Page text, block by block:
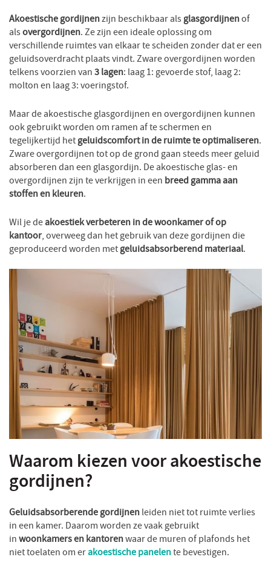
Akoestische gordijnenzijn beschikbaar alsglasgordijnenof
alsovergordijnen. Ze zijn een ideale oplossing om
verschillende ruimtes van elkaar te scheiden zonder dat er een
geluidsoverdracht plaats vindt. Zware overgordijnen worden
telkens voorzien van3 lagen: laag 1: gevoerde stof, laag 2:
molton en laag 3: voeringstof.
Maar de akoestische glasgordijnen en overgordijnen kunnen
ook gebruikt worden om ramen af te schermen en
tegelijkertijd hetgeluidscomfort in de ruimte te optimaliseren.
Zware overgordijnen tot op de grond gaan steeds meer geluid
absorberen dan een glasgordijn. De akoestische glas- en
overgordijnen zijn te verkrijgen in een breed gamma aan
stoffen en kleuren.
Wil je deakoestiek verbeteren in de woonkamer of op
kantoor, overweeg dan het gebruik van deze gordijnen die
geproduceerd worden metgeluidsabsorberend materiaal.
Waarom kiezen voor akoestische
gordijnen?
Geluidsabsorberende gordijnenleiden niet tot ruimte verlies
in een kamer. Daarom worden ze vaak gebruikt
inwoonkamers en kantorenwaar de muren of plafonds het
niet toelaten om erakoestische panelente bevestigen.